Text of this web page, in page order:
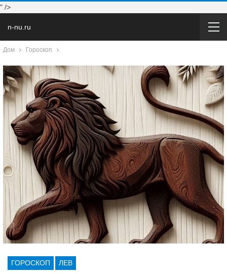
" />
n-nu.ru
Дом Гороскоп
ГОРОСКОП ЛЕВ